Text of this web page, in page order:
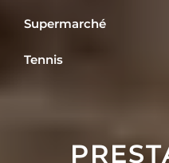
Supermarché
Tennis